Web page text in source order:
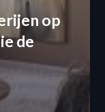
op
de